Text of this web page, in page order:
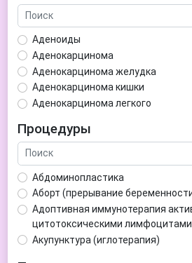
Аденоиды
Аденокарцинома
Аденокарцинома желудка
Аденокарцинома кишки
Аденокарцинома легкого
Аденома гипофиза
Аденома простаты
Аденома щитовидной железы
Аденомиоз
Адентия
Азооспермия
Акне (угри)
Алкоголизм
Процедуры
Абдоминопластика
Аборт (прерывание
Адоптивная иммунотерапия
цитотоксическими лимфоцитами
Акупунктура (иглотерапия)